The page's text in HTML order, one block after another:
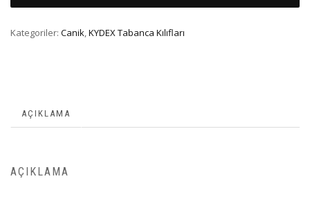
Kategoriler: Canik,KYDEX Tabanca Kılıfları
AÇIKLAMA
AÇIKLAMA